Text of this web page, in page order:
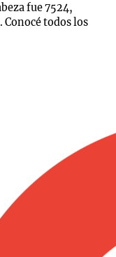
fue 7524,
todos los